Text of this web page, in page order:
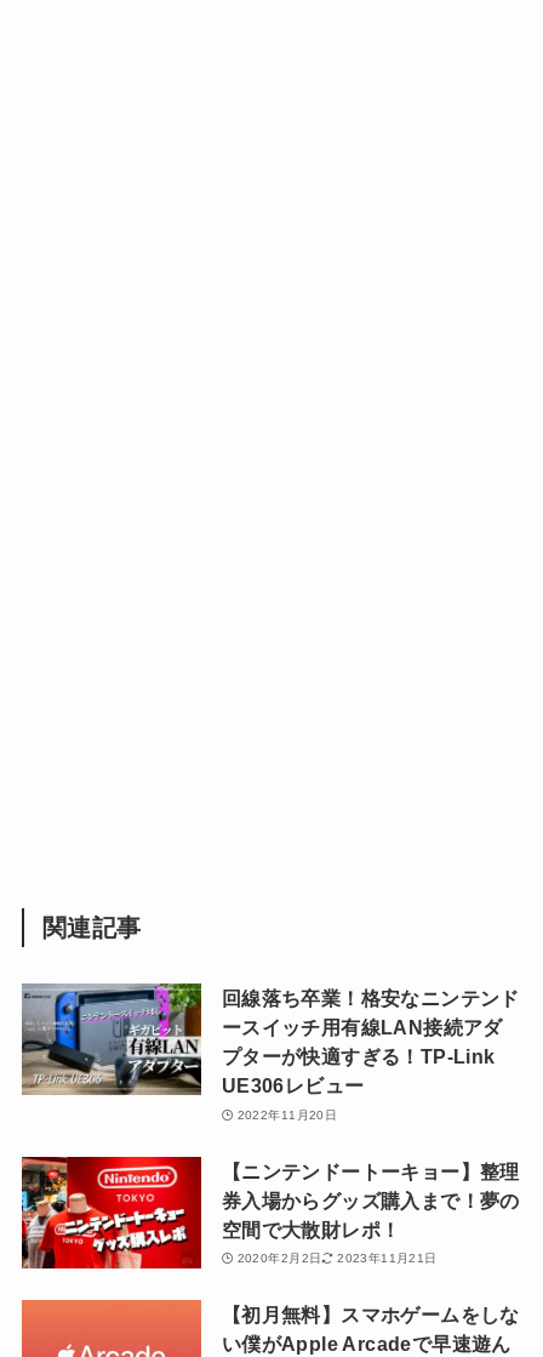
関連記事
回線落ち卒業！格安なニンテンド
ースイッチ用有線LAN接続アダ
プターが快適すぎる！TP-Link
UE306レビュー
2022年11月20日
【ニンテンドートーキョー】整理
券入場からグッズ購入まで！夢の
空間で大散財レポ！
2020年2月2日 2023年11月21日
【初月無料】スマホゲームをしな
い僕がApple Arcadeで早速遊ん